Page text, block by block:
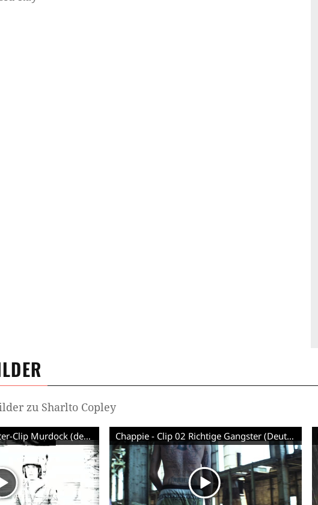
zu Sharlto Copley
Das A-Team - Charakter-Clip Murdock (deutsch) Chappie - Clip 02 Richtige Gangster (Deutsch) HD